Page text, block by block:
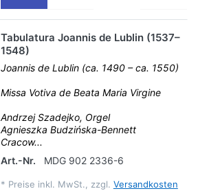
Tabulatura Joannis de Lublin (1537–
1548)
Joannis de Lublin (ca. 1490 – ca. 1550)
Missa Votiva de Beata Maria Virgine
Andrzej Szadejko, Orgel
Agnieszka Budzińska-Bennett
Cracow...
Art.-Nr.
MDG 902 2336-6
* Preise inkl. MwSt., zzgl. Versandkosten